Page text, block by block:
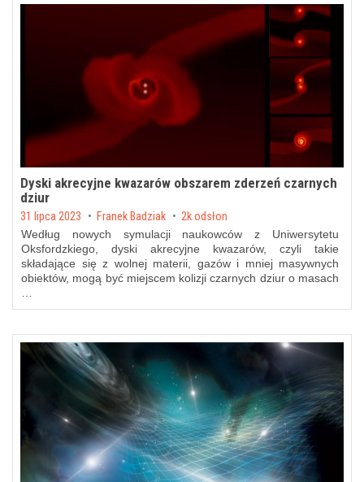
Dyski akrecyjne kwazarów obszarem zderzeń czarnych
dziur
Posted on
31 lipca 2023 by Franek Badziak 2k odsłon
Według nowych symulacji naukowców z Uniwersytetu
Oksfordzkiego, dyski akrecyjne kwazarów, czyli takie
składające się z wolnej materii, gazów i mniej masywnych
obiektów, mogą być miejscem kolizji czarnych dziur o masach
…